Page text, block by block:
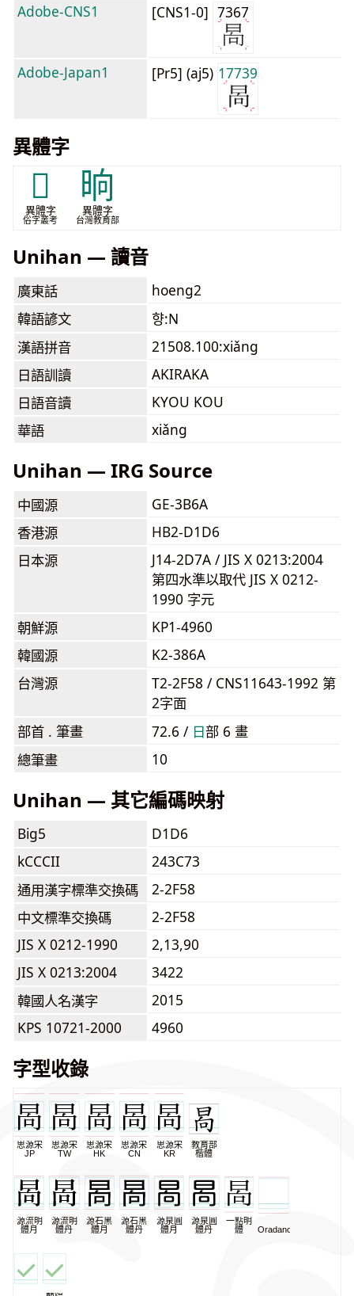
Adobe-CNS1
[CNS1-0] 7367
Adobe-Japan1 [Pr5] (aj5) 17739
異體字
𣅻
異體字
俗字叢考
晌
異體字
台灣教育部
Unihan — 讀音
廣東話
hoeng2
韓語諺文
향:N
漢語拼音
21508.100:xiǎng
日語訓讀
AKIRAKA
日語音讀
KYOU KOU
華語
xiǎng
Unihan — IRG Source
中國源
GE-3B6A
香港源
HB2-D1D6
日本源
J14-2D7A / JIS X 0213:2004
第四水準以取代 JIS X 0212-
1990 字元
朝鮮源
KP1-4960
韓國源
K2-386A
台灣源
T2-2F58 / CNS11643-1992 第
2字面
部首 . 筆畫
72.6 / ⽇部 6 畫
總筆畫
10
Unihan — 其它編碼映射
Big5
D1D6
kCCCII
243C73
通用漢字標準交換碼
2-2F58
中文標準交換碼
2-2F58
JIS X 0212-1990
2,13,90
JIS X 0213:2004
3422
韓國人名漢字
2015
KPS 10721-2000
4960
字型收錄
思源宋
JP
思源宋
TW
思源宋
HK
思源宋
CN
思源宋
KR
教育部
楷體
源流明
體月
源流明
體丹
源石黑
體月
源石黑
體丹
源泉圓
體月
源泉圓
體丹
一點明
體
Oradano